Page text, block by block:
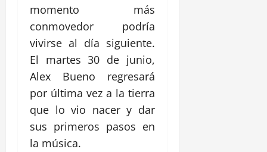
momento más
conmovedor podría
vivirse al día siguiente.
El martes 30 de junio,
Alex Bueno regresará
por última vez a la tierra
que lo vio nacer y dar
sus primeros pasos en
la música.